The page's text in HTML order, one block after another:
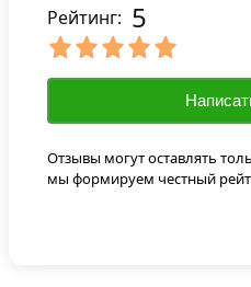
Рейтинг: 5
Отзывы могут оставлять
мы формируем честный